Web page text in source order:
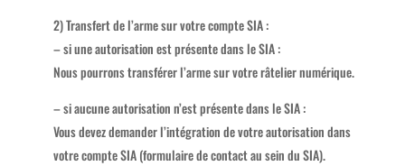
2) Transfert de l’arme sur votre compte SIA :
– si une autorisation est présente dans le SIA :
Nous pourrons transférer l’arme sur votre râtelier numérique.
– si aucune autorisation n’est présente dans le SIA :
Vous devez demander l’intégration de votre autorisation dans
votre compte SIA (formulaire de contact au sein du SIA).